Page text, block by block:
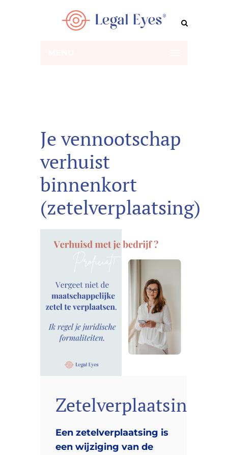
Je vennootschap
verhuist
binnenkort
(zetelverplaatsing)
Zetelverplaatsing
Een zetelverplaatsing is
een wijziging van de